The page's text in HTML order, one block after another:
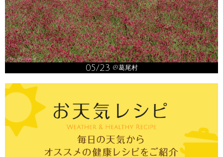
05/23 @葛尾村